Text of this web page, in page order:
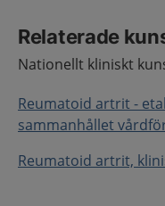
Relaterade
Nationellt kliniskt
Reumatoid artrit -
sammanhållet
Reumatoid artrit,